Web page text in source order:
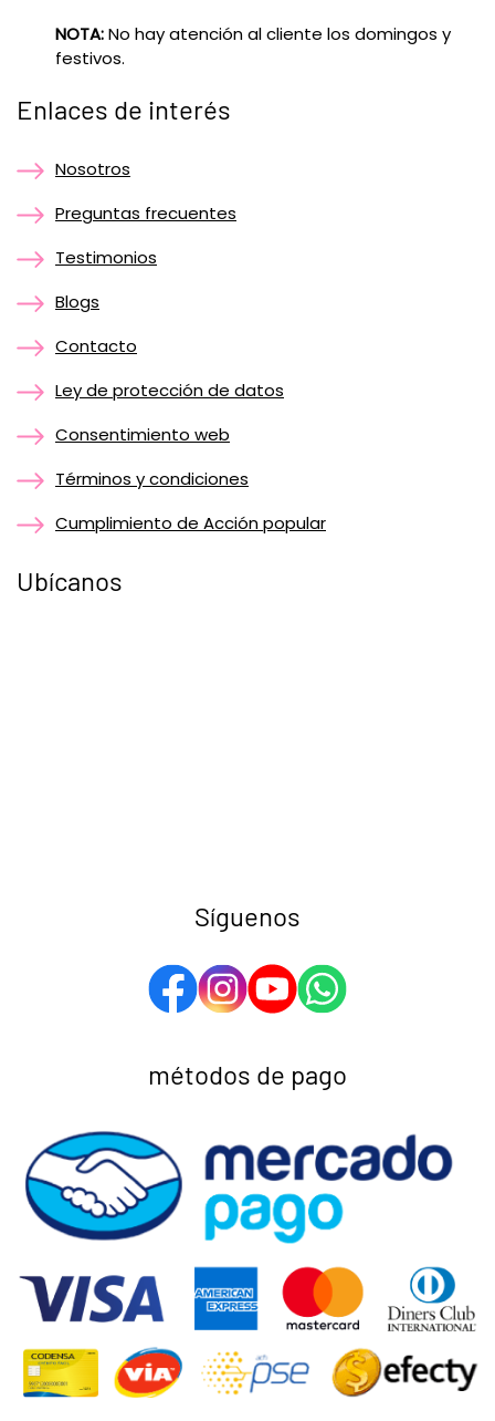
NOTA:No hay atención al cliente los domingos y
festivos.
Enlaces de interés
Nosotros
Preguntas frecuentes
Testimonios
Blogs
Contacto
Ley de protección de datos
Consentimiento web
Términos y condiciones
Cumplimiento de Acción popular
Ubícanos
Síguenos
métodos de pago